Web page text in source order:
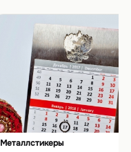
Металлстикеры